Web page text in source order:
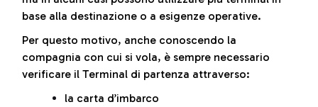
base alla destinazione o a esigenze operative.
Per questo motivo, anche conoscendo la
compagnia con cui si vola, è sempre necessario
verificare il Terminal di partenza attraverso:
la carta d’imbarco